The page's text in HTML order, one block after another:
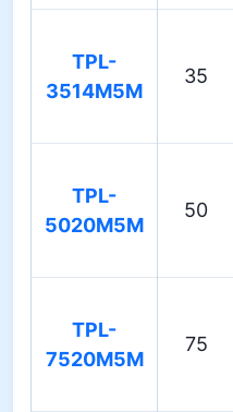
TPL-
3514M5M
35
TPL-
5020M5M
50
TPL-
7520M5M
75